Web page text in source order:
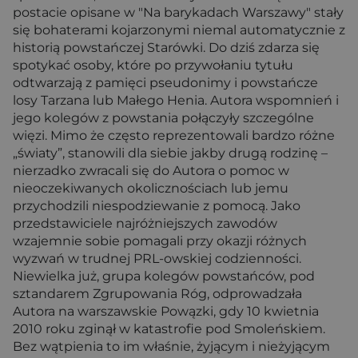
postacie opisane w "Na barykadach Warszawy" stały
się bohaterami kojarzonymi niemal automatycznie z
historią powstańczej Starówki. Do dziś zdarza się
spotykać osoby, które po przywołaniu tytułu
odtwarzają z pamięci pseudonimy i powstańcze
losy Tarzana lub Małego Henia. Autora wspomnień i
jego kolegów z powstania połączyły szczególne
więzi. Mimo że często reprezentowali bardzo różne
„światy”, stanowili dla siebie jakby drugą rodzinę –
nierzadko zwracali się do Autora o pomoc w
nieoczekiwanych okolicznościach lub jemu
przychodzili niespodziewanie z pomocą. Jako
przedstawiciele najróżniejszych zawodów
wzajemnie sobie pomagali przy okazji różnych
wyzwań w trudnej PRL-owskiej codzienności.
Niewielka już, grupa kolegów powstańców, pod
sztandarem Zgrupowania Róg, odprowadzała
Autora na warszawskie Powązki, gdy 10 kwietnia
2010 roku zginął w katastrofie pod Smoleńskiem.
Bez wątpienia to im właśnie, żyjącym i nieżyjącym